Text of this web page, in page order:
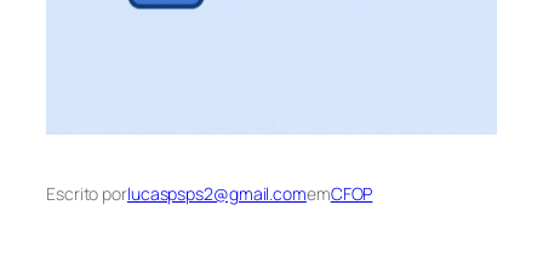
Escrito porlucaspsps2@gmail.comemCFOP